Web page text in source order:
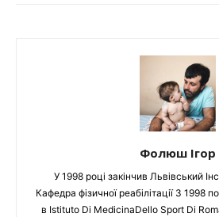
Фолюш Ігор
У 1998 році закінчив Львівський
Кафедра фізичної реабілітації З 1998
в Istituto Di MedicinaDello Sport Di